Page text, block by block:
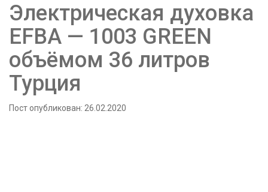
как защитить свой бизнес?
Электрическая духовка
EFBA — 1003 GREEN
объёмом 36 литров
Турция
Пост опубликован: 26.02.2020